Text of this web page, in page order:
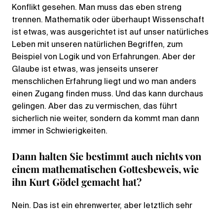
Konflikt gesehen. Man muss das eben streng
trennen. Mathematik oder überhaupt Wissenschaft
ist etwas, was ausgerichtet ist auf unser natürliches
Leben mit unseren natürlichen Begriffen, zum
Beispiel von Logik und von Erfahrungen. Aber der
Glaube ist etwas, was jenseits unserer
menschlichen Erfahrung liegt und wo man anders
einen Zugang finden muss. Und das kann durchaus
gelingen. Aber das zu vermischen, das führt
sicherlich nie weiter, sondern da kommt man dann
immer in Schwierigkeiten.
Dann halten Sie bestimmt auch nichts von
einem mathematischen Gottesbeweis, wie
ihn Kurt Gödel gemacht hat?
Nein. Das ist ein ehrenwerter, aber letztlich sehr